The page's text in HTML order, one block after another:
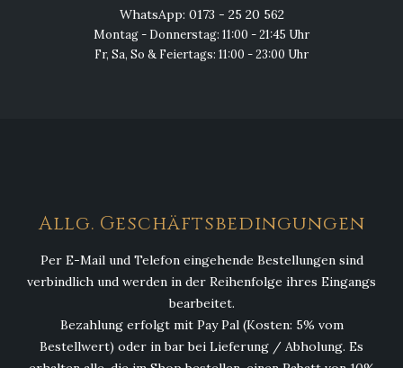
WhatsApp: 0173 - 25 20 562
Montag - Donnerstag: 11:00 - 21:45 Uhr
Fr, Sa, So & Feiertags: 11:00 - 23:00 Uhr
Allg. Geschäftsbedingungen
Per E-Mail und Telefon eingehende Bestellungen sind
verbindlich und werden in der Reihenfolge ihres Eingangs
bearbeitet.
Bezahlung erfolgt mit Pay Pal (Kosten: 5% vom
Bestellwert) oder in bar bei Lieferung / Abholung. Es